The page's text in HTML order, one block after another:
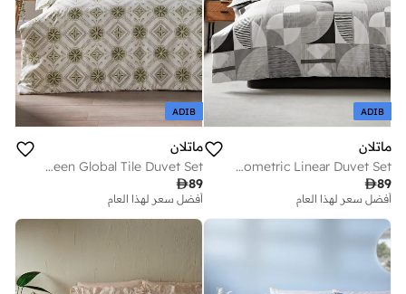
ADIB
ماتلان
Grey Geometric Linear Duvet Set
89
أفضل سعر لهذا العام
ADIB
ماتلان
Green Global Tile Duvet Set
89
أفضل سعر لهذا العام